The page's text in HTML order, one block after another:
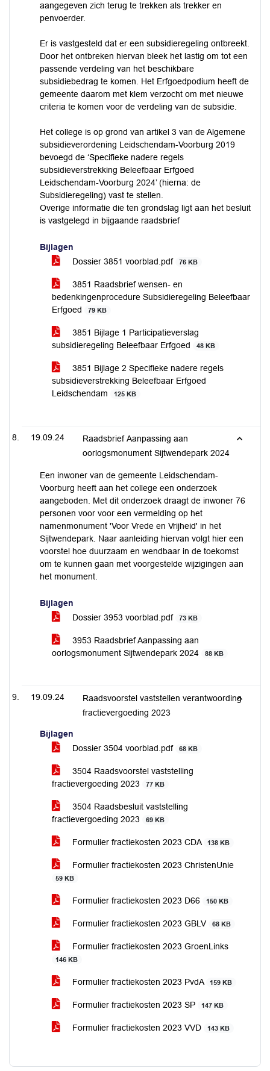
aangegeven zich terug te trekken als trekker en
penvoerder.
Er is vastgesteld dat er een subsidieregeling ontbreekt.
Door het ontbreken hiervan bleek het lastig om tot een
passende verdeling van het beschikbare
subsidiebedrag te komen. Het Erfgoedpodium heeft de
gemeente daarom met klem verzocht om met nieuwe
criteria te komen voor de verdeling van de subsidie.
Het college is op grond van artikel 3 van de Algemene
subsidieverordening Leidschendam-Voorburg 2019
bevoegd de ‘Specifieke nadere regels
subsidieverstrekking Beleefbaar Erfgoed
Leidschendam-Voorburg 2024’ (hierna: de
Subsidieregeling) vast te stellen.
Overige informatie die ten grondslag ligt aan het besluit
is vastgelegd in bijgaande raadsbrief
Bijlagen
Dossier 3851 voorblad.pdf
76 KB
3851 Raadsbrief wensen- en
bedenkingenprocedure Subsidieregeling Beleefbaar
Erfgoed
79 KB
3851 Bijlage 1 Participatieverslag
subsidieregeling Beleefbaar Erfgoed
48 KB
3851 Bijlage 2 Specifieke nadere regels
subsidieverstrekking Beleefbaar Erfgoed
Leidschendam
125 KB
19.09.24
Raadsbrief Aanpassing aan
oorlogsmonument Sijtwendepark 2024
Een inwoner van de gemeente Leidschendam-
Voorburg heeft aan het college een onderzoek
aangeboden. Met dit onderzoek draagt de inwoner 76
personen voor voor een vermelding op het
namenmonument 'Voor Vrede en Vrijheid' in het
Sijtwendepark. Naar aanleiding hiervan volgt hier een
voorstel hoe duurzaam en wendbaar in de toekomst
om te kunnen gaan met voorgestelde wijzigingen aan
het monument.
Bijlagen
Dossier 3953 voorblad.pdf
73 KB
3953 Raadsbrief Aanpassing aan
oorlogsmonument Sijtwendepark 2024
88 KB
19.09.24
Raadsvoorstel vaststellen verantwoording
fractievergoeding 2023
Bijlagen
Dossier 3504 voorblad.pdf
68 KB
3504 Raadsvoorstel vaststelling
fractievergoeding 2023
77 KB
3504 Raadsbesluit vaststelling
fractievergoeding 2023
69 KB
Formulier fractiekosten 2023 CDA 138 KB
Formulier fractiekosten 2023 ChristenUnie
59 KB
Formulier fractiekosten 2023 D66 150 KB
Formulier fractiekosten 2023 GBLV 68 KB
Formulier fractiekosten 2023 GroenLinks
146 KB
Formulier fractiekosten 2023 PvdA 159 KB
Formulier fractiekosten 2023 SP 147 KB
Formulier fractiekosten 2023 VVD 143 KB